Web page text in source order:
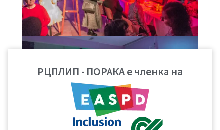
РЦПЛИП - ПОРАКА е членка на